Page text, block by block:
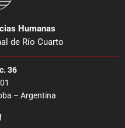
Humanas
de Río Cuarto
36
– Argentina